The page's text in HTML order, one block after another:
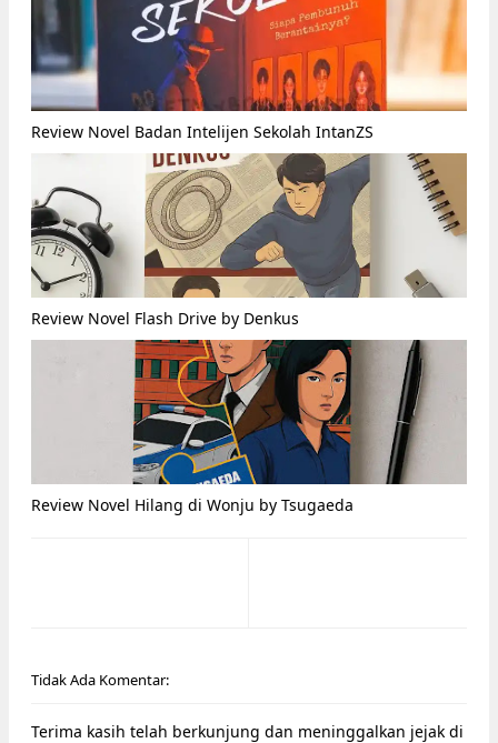
Review Novel Badan Intelijen Sekolah IntanZS
Review Novel Flash Drive by Denkus
Review Novel Hilang di Wonju by Tsugaeda
Tidak Ada Komentar:
Terima kasih telah berkunjung dan meninggalkan jejak di